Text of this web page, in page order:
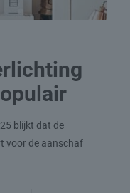
blijkt dat de
voor de aanschaf